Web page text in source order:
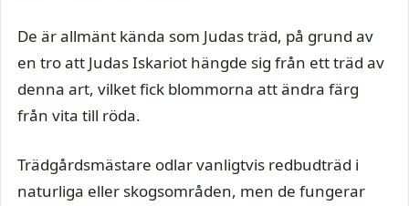
De är allmänt kända som Judas träd, på grund av
en tro att Judas Iskariot hängde sig från ett träd av
denna art, vilket fick blommorna att ändra färg
från vita till röda.
Trädgårdsmästare odlar vanligtvis redbudträd i
naturliga eller skogsområden, men de fungerar